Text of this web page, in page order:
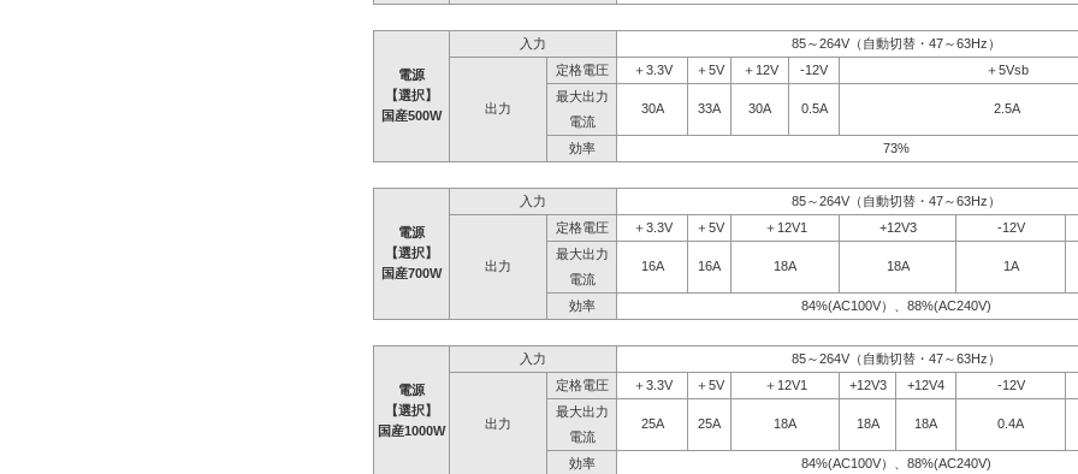
電源
【選択】
国産500W
入力 85～264V（自動切替・47～63Hz）
出力
定格電圧 ＋3.3V ＋5V ＋12V -12V
＋5Vsb
最大出力
30A
33A 30A 0.5A
2.5A
電流
効率
73%
電源
【選択】
国産700W
入力 85～264V（自動切替・47～63Hz）
出力
定格電圧 ＋3.3V ＋5V ＋12V1 +12V3 -12V
最大出力
16A
16A 18A 18A 1A
電流
効率
84%(AC100V）、88%(AC240V)
電源
【選択】
国産1000W
入力 85～264V（自動切替・47～63Hz）
出力
定格電圧 ＋3.3V ＋5V ＋12V1 +12V3 +12V4 -12V
最大出力
25A
25A 18A 18A 18A 0.4A
電流
効率
84%(AC100V）、88%(AC240V)